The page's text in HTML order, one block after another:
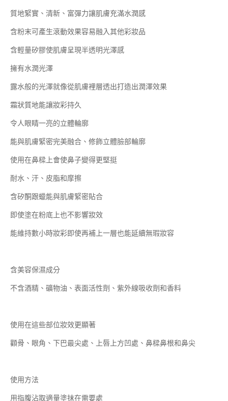
質地緊實、清新、富彈力讓肌膚充滿水潤感
含粉末可產生滾動效果容易融入其他彩妝品
含輕量矽膠使肌膚呈現半透明光澤感
擁有水潤光澤
露水般的光澤就像從肌膚裡層透出打造出潤澤效果
霜狀質地能讓妝彩持久
令人眼睛一亮的立體輪廓
能與肌膚緊密完美融合、修飾立體臉部輪廓
使用在鼻樑上會使鼻子變得更堅挺
耐水、汗、皮脂和摩擦
含矽酮跟蠟能與肌膚緊密貼合
即使塗在粉底上也不影響妝效
能維持數小時妝彩即使再補上一層也能延續無瑕妝容
含美容保濕成分
不含酒精、礦物油、表面活性劑、紫外線吸收劑和香料
使用在這些部位妝效更顯著
顴骨、眼角、下巴最尖處、上唇上方凹處、鼻樑鼻根和鼻尖
使用方法
用指腹沾取適量塗抹在需要處